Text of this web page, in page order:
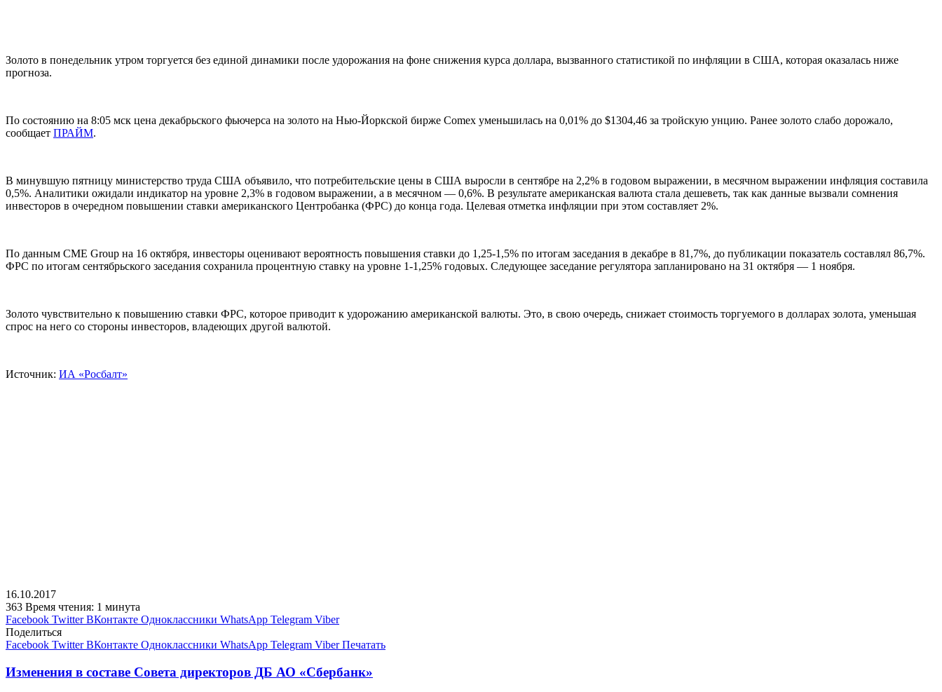
Золото в понедельник утром торгуется без единой динамики после удорожания на фоне снижения курса доллара, вызванного статистикой по инфляции в США, которая оказалась ниже
прогноза.
По состоянию на 8:05 мск цена декабрьского фьючерса на золото на Нью-Йоркской бирже Comex уменьшилась на 0,01% до $1304,46 за тройскую унцию. Ранее золото слабо дорожало,
сообщает ПРАЙМ.
В минувшую пятницу министерство труда США объявило, что потребительские цены в США выросли в сентябре на 2,2% в годовом выражении, в месячном выражении инфляция составила
0,5%. Аналитики ожидали индикатор на уровне 2,3% в годовом выражении, а в месячном — 0,6%. В результате американская валюта стала дешеветь, так как данные вызвали сомнения
инвесторов в очередном повышении ставки американского Центробанка (ФРС) до конца года. Целевая отметка инфляции при этом составляет 2%.
По данным CME Group на 16 октября, инвесторы оценивают вероятность повышения ставки до 1,25-1,5% по итогам заседания в декабре в 81,7%, до публикации показатель составлял 86,7%.
ФРС по итогам сентябрьского заседания сохранила процентную ставку на уровне 1-1,25% годовых. Следующее заседание регулятора запланировано на 31 октября — 1 ноября.
Золото чувствительно к повышению ставки ФРС, которое приводит к удорожанию американской валюты. Это, в свою очередь, снижает стоимость торгуемого в долларах золота, уменьшая
спрос на него со стороны инвесторов, владеющих другой валютой.
Источник: ИА «Росбалт»
16.10.2017
363 Время чтения: 1 минута
Facebook Twitter ВКонтакте Одноклассники WhatsApp Telegram Viber
Поделиться
Facebook Twitter ВКонтакте Одноклассники WhatsApp Telegram Viber Печатать
Изменения в составе Совета директоров ДБ АО «Сбербанк»